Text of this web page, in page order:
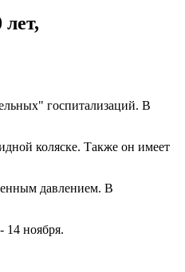
госпитализаций. В
коляске. Также он имеет
давлением. В
14 ноября.